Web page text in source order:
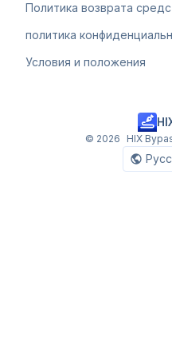
Политика возврата
политика
Условия и положения
© 2026 HIX